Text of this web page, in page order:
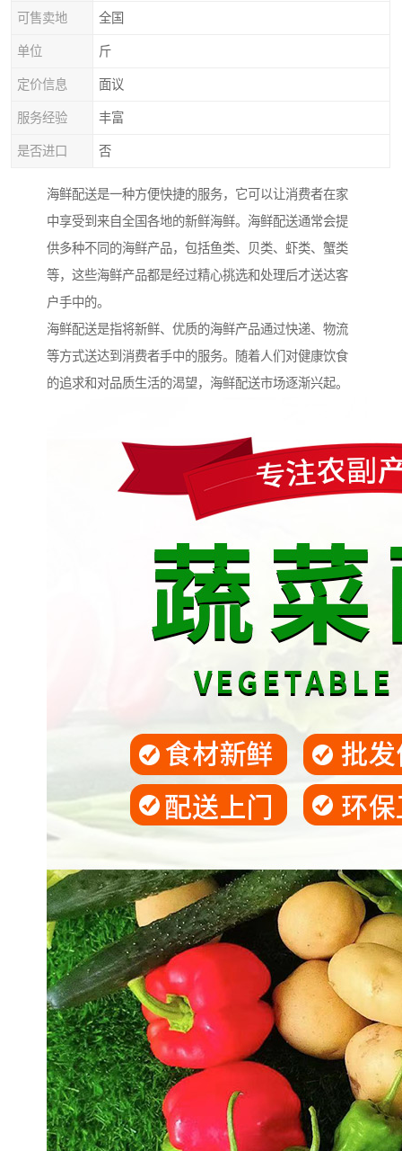
可售卖地 全国
单位 斤
定价信息 面议
服务经验 丰富
是否进口 否
海鲜配送是一种方便快捷的服务，它可以让消费者在家
中享受到来自全国各地的新鲜海鲜。海鲜配送通常会提
供多种不同的海鲜产品，包括鱼类、贝类、虾类、蟹类
等，这些海鲜产品都是经过精心挑选和处理后才送达客
户手中的。
海鲜配送是指将新鲜、优质的海鲜产品通过快递、物流
等方式送达到消费者手中的服务。随着人们对健康饮食
的追求和对品质生活的渴望，海鲜配送市场逐渐兴起。